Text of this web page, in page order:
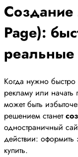
Создание
Page):
реальные
Когда нужно быстро
рекламу или начать
может быть
решением станет
одностраничный
действии: оформить
купить.